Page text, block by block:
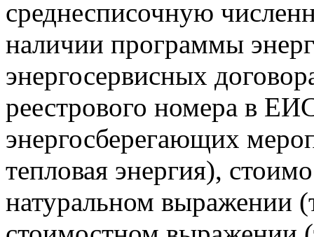
среднесписочную
наличии программы
энергосервисных
реестрового номера в
энергосберегающих
тепловая энергия),
натуральном выражении